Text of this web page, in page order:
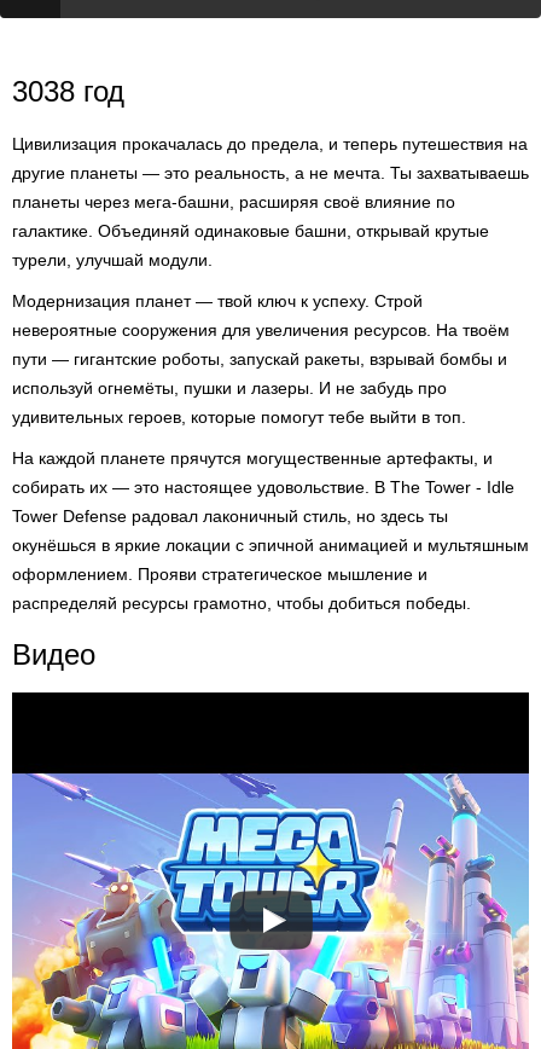
3038 год
Цивилизация прокачалась до предела, и теперь путешествия на
другие планеты — это реальность, а не мечта. Ты захватываешь
планеты через мега-башни, расширяя своё влияние по
галактике. Объединяй одинаковые башни, открывай крутые
турели, улучшай модули.
Модернизация планет — твой ключ к успеху. Строй
невероятные сооружения для увеличения ресурсов. На твоём
пути — гигантские роботы, запускай ракеты, взрывай бомбы и
используй огнемёты, пушки и лазеры. И не забудь про
удивительных героев, которые помогут тебе выйти в топ.
На каждой планете прячутся могущественные артефакты, и
собирать их — это настоящее удовольствие. В The Tower - Idle
Tower Defense радовал лаконичный стиль, но здесь ты
окунёшься в яркие локации с эпичной анимацией и мультяшным
оформлением. Прояви стратегическое мышление и
распределяй ресурсы грамотно, чтобы добиться победы.
Видео